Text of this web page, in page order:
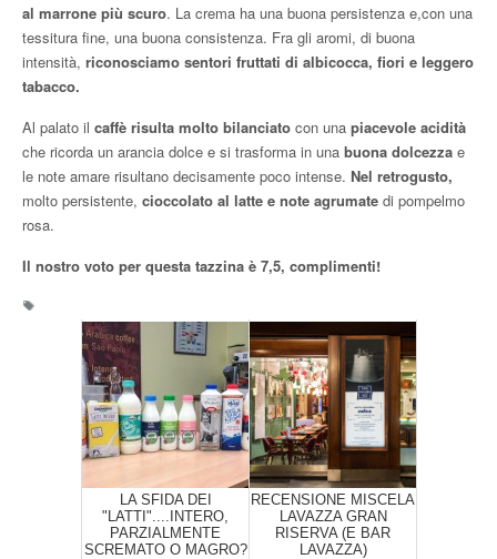
al marrone più scuro. La crema ha una buona persistenza e,con una
tessitura fine, una buona consistenza. Fra gli aromi, di buona
intensità, riconosciamo sentori fruttati di albicocca, fiori e leggero
tabacco.
Al palato il caffè risulta molto bilanciato con una piacevole acidità
che ricorda un arancia dolce e si trasforma in una buona dolcezza e
le note amare risultano decisamente poco intense. Nel retrogusto,
molto persistente, cioccolato al latte e note agrumate di pompelmo
rosa.
Il nostro voto per questa tazzina è 7,5, complimenti!
LA SFIDA DEI
"LATTI"....INTERO,
PARZIALMENTE
SCREMATO O MAGRO?
RECENSIONE MISCELA
LAVAZZA GRAN
RISERVA (E BAR
LAVAZZA)